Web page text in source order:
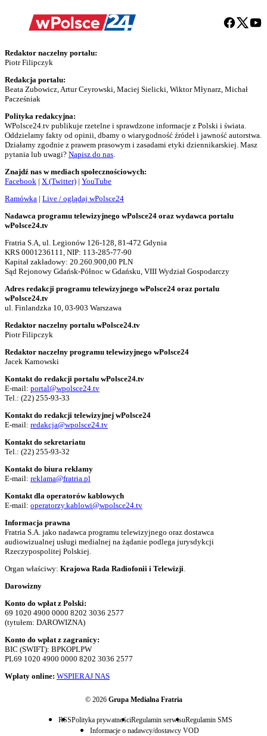
Redaktor naczelny portalu:
Piotr Filipczyk
Redakcja portalu:
Beata Zubowicz, Artur Ceyrowski, Maciej Sielicki, Wiktor Młynarz, Michał
Pacześniak
Polityka redakcyjna:
WPolsce24.tv publikuje rzetelne i sprawdzone informacje z Polski i świata.
Oddzielamy fakty od opinii, dbamy o wiarygodność źródeł i jawność autorstwa.
Działamy zgodnie z prawem prasowym i zasadami etyki dziennikarskiej. Masz
pytania lub uwagi? Napisz do nas.
Znajdź nas w mediach społecznościowych:
Facebook | X (Twitter) | YouTube
Ramówka | Live / oglądaj wPolsce24
Nadawca programu telewizyjnego wPolsce24 oraz wydawca portalu
wPolsce24.tv
Fratria S.A, ul. Legionów 126-128, 81-472 Gdynia
KRS 0001236111, NIP: 113-285-77-90
Kapitał zakładowy: 20.260.900,00 PLN
Sąd Rejonowy Gdańsk-Północ w Gdańsku, VIII Wydział Gospodarczy
Adres redakcji programu telewizyjnego wPolsce24 oraz portalu
wPolsce24.tv
ul. Finlandzka 10, 03-903 Warszawa
Redaktor naczelny portalu wPolsce24.tv
Piotr Filipczyk
Redaktor naczelny programu telewizyjnego wPolsce24
Jacek Karnowski
Kontakt do redakcji portalu wPolsce24.tv
E-mail: portal@wpolsce24.tv
Tel.: (22) 255-93-33
Kontakt do redakcji telewizyjnej wPolsce24
E-mail: redakcja@wpolsce24.tv
Kontakt do sekretariatu
Tel.: (22) 255-93-32
Kontakt do biura reklamy
E-mail: reklama@fratria.pl
Kontakt dla operatorów kablowych
E-mail: operatorzy.kablowi@wpolsce24.tv
Informacja prawna
Fratria S.A. jako nadawca programu telewizyjnego oraz dostawca
audiowizualnej usługi medialnej na żądanie podlega jurysdykcji
Rzeczypospolitej Polskiej.
Organ właściwy: Krajowa Rada Radiofonii i Telewizji.
Darowizny
Konto do wpłat z Polski:
69 1020 4900 0000 8202 3036 2577
(tytułem: DAROWIZNA)
Konto do wpłat z zagranicy:
BIC (SWIFT): BPKOPLPW
PL69 1020 4900 0000 8202 3036 2577
Wpłaty online: WSPIERAJ NAS
© 2026 Grupa Medialna Fratria
RSSPolityka prywatnościRegulamin serwisuRegulamin SMS
Informacje o nadawcy/dostawcy VOD